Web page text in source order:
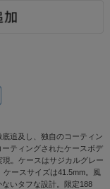
追及し、独自のコーティン
ティングされたケースボデ
。ケースはサジカルグレー
ースサイズは41.5mm。風
いタフな設計。限定188